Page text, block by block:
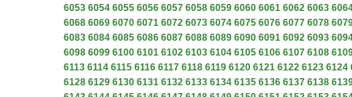
6053 6054 6055 6056 6057 6058 6059 6060 6061 6062 6063
6068 6069 6070 6071 6072 6073 6074 6075 6076 6077 6078
6083 6084 6085 6086 6087 6088 6089 6090 6091 6092 6093
6098 6099 6100 6101 6102 6103 6104 6105 6106 6107 6108
6113 6114 6115 6116 6117 6118 6119 6120 6121 6122 6123 6124
6128 6129 6130 6131 6132 6133 6134 6135 6136 6137 6138